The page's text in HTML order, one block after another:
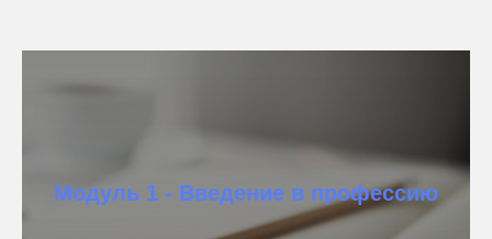
Модуль 1 - Введение в профессию